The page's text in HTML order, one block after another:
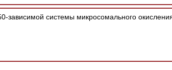
зависимой системы микросомального